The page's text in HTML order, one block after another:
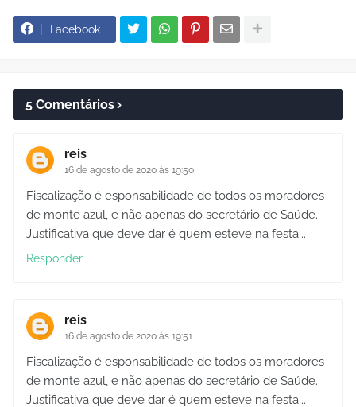
Facebook
5 Comentários
reis
16 de agosto de 2020 às 19:50
Fiscalização é esponsabilidade de todos os moradores
de monte azul, e não apenas do secretário de Saúde.
Justificativa que deve dar é quem esteve na festa...
Responder
reis
16 de agosto de 2020 às 19:51
Fiscalização é esponsabilidade de todos os moradores
de monte azul, e não apenas do secretário de Saúde.
Justificativa que deve dar é quem esteve na festa...